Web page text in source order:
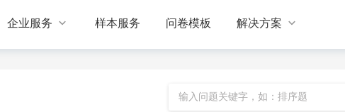
企业服务  样本服务 问卷模板 解决方案 